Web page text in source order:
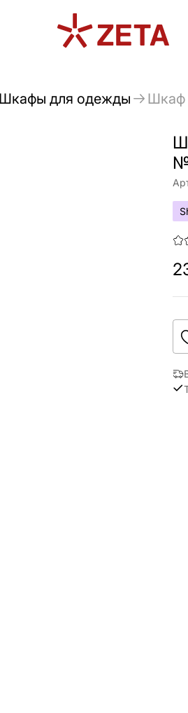
Шкафы для одежды Шкаф